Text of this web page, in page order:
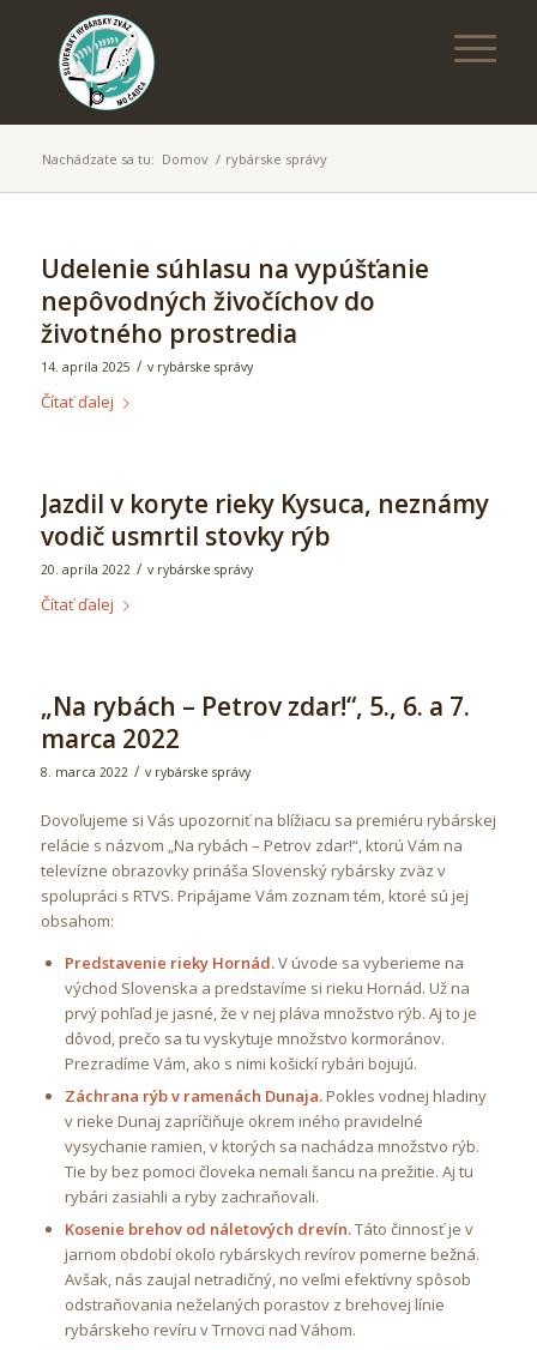
Nachádzate sa tu: Domov / rybárske správy
Udelenie súhlasu na vypúšťanie
nepôvodných živočíchov do
životného prostredia
14. apríla 2025 / v rybárske správy
Čítať ďalej
Jazdil v koryte rieky Kysuca, neznámy
vodič usmrtil stovky rýb
20. apríla 2022 / v rybárske správy
Čítať ďalej
„Na rybách – Petrov zdar!“, 5., 6. a 7.
marca 2022
8. marca 2022 / v rybárske správy
Dovoľujeme si Vás upozorniť na blížiacu sa premiéru rybárskej
relácie s názvom „Na rybách – Petrov zdar!“, ktorú Vám na
televízne obrazovky prináša Slovenský rybársky zväz v
spolupráci s RTVS. Pripájame Vám zoznam tém, ktoré sú jej
obsahom:
Predstavenie rieky Hornád.V úvode sa vyberieme na
východ Slovenska a predstavíme si rieku Hornád. Už na
prvý pohľad je jasné, že v nej pláva množstvo rýb. Aj to je
dôvod, prečo sa tu vyskytuje množstvo kormoránov.
Prezradíme Vám, ako s nimi košickí rybári bojujú.
Záchrana rýb v ramenách Dunaja.Pokles vodnej hladiny
v rieke Dunaj zapríčiňuje okrem iného pravidelné
vysychanie ramien, v ktorých sa nachádza množstvo rýb.
Tie by bez pomoci človeka nemali šancu na prežitie. Aj tu
rybári zasiahli a ryby zachraňovali.
Kosenie brehov od náletových drevín.Táto činnosť je v
jarnom období okolo rybárskych revírov pomerne bežná.
Avšak, nás zaujal netradičný, no veľmi efektívny spôsob
odstraňovania neželaných porastov z brehovej línie
rybárskeho revíru v Trnovci nad Váhom.